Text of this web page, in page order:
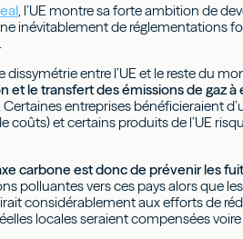
, l’UE montre sa forte ambition de
inévitablement de réglementations
dissymétrie entre l’UE et le reste du
et le transfert des émissions de gaz à
entreprises bénéficieraient
coûts) et certains produits de l’UE
carbone est donc de prévenir les
polluantes vers ces pays alors que
considérablement aux efforts de
locales seraient compensées